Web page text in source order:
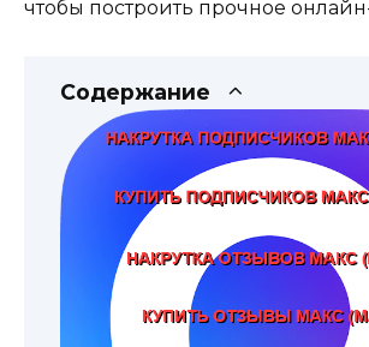
чтобы построить прочное
Содержание